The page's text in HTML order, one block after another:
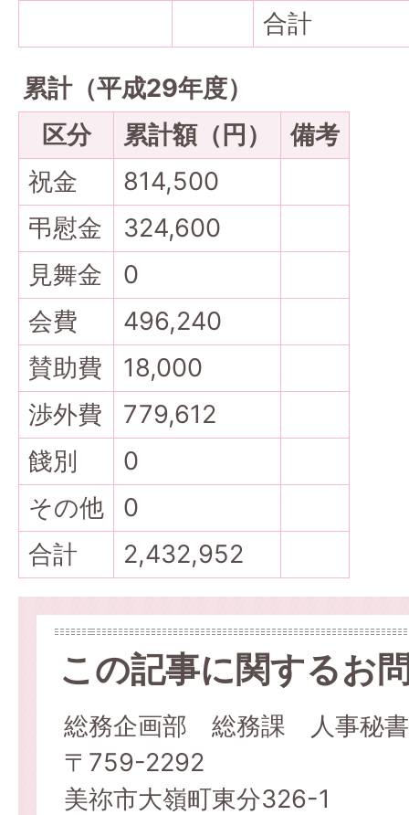
合計
累計（平成29年度）
区分
累計額（円）
備考
祝金
814,500
弔慰金
324,600
見舞金
0
会費
496,240
賛助費
18,000
渉外費
779,612
餞別
0
その他
0
合計
2,432,952
この記事に関するお
総務企画部 総務課 人事秘
〒759-2292
美祢市大嶺町東分326-1